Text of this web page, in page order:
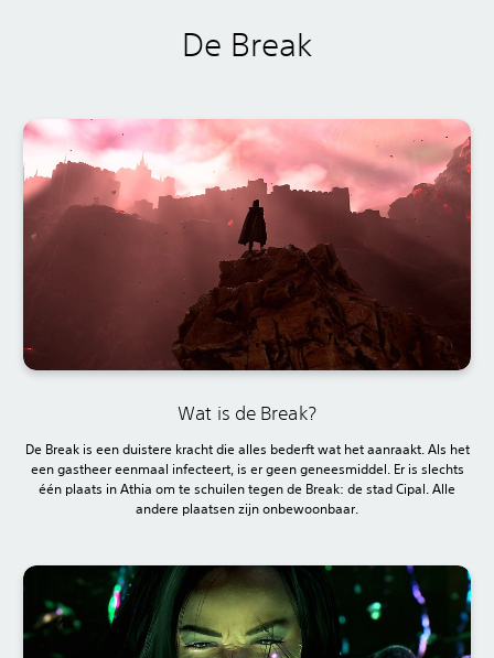
De Break
Wat is de Break?
De Break is een duistere kracht die alles bederft wat het aanraakt. Als het
een gastheer eenmaal infecteert, is er geen geneesmiddel. Er is slechts
één plaats in Athia om te schuilen tegen de Break: de stad Cipal. Alle
andere plaatsen zijn onbewoonbaar.